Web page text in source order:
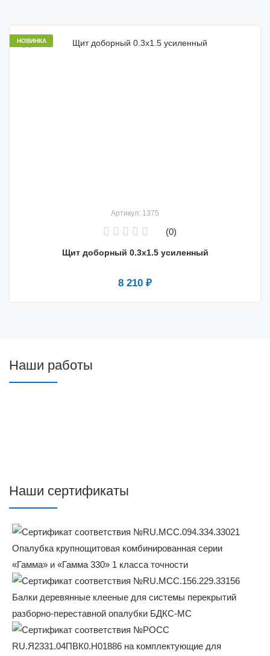
НОВИНКА
Артикул: 1375
(0)
Щит доборный 0.3х1.5 усиленный
8 210 ₽
Наши работы
Наши сертификаты